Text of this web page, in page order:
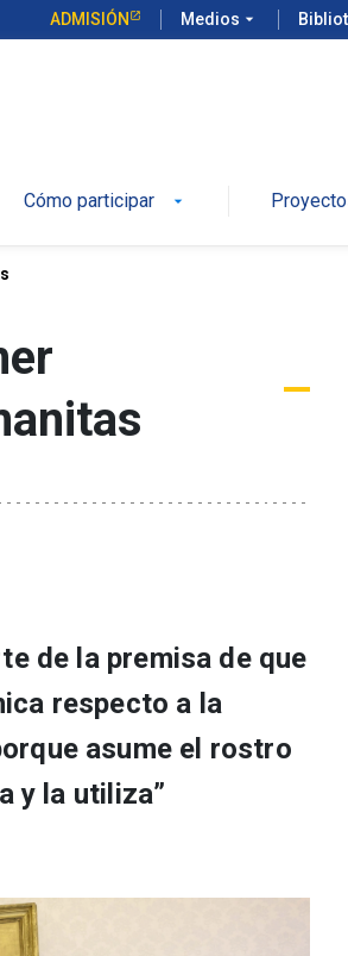
ADMISIÓN Medios arrow_drop_down
Cómo participar arrow_drop_down
de la premisa de que
respecto a la
asume el rostro
y la utiliza”